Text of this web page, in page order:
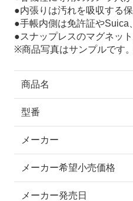
●内張りは汚れを吸収する
●手帳内側は免許証やSuica
●スナップレスのマグネッ
※商品写真はサンプルです
商品名
型番
メーカー
メーカー希望小売価格
メーカー発売日